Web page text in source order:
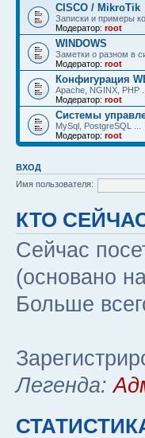
CISCO / MikroTik
Записки и примеры
Модератор: root
WINDOWS
Заметки о разном в
Модератор: root
Конфигурация
Apache, NGINX, PHP ...
Модератор: root
Системы
MySql, PostgreSQL ...
Модератор: root
ВХОД
Имя пользователя:
КТО
Сейчас
(основано
Больше
Легенда: